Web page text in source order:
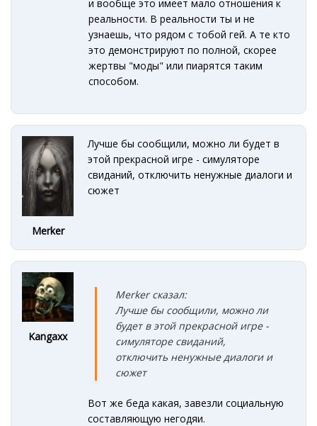
и вообще это имеет мало отношения к
реальности. В реальности ты и не
узнаешь, что рядом с тобой гей. А те кто
это демонстрируют по полной, скорее
жертвы "моды" или пиарятся таким
способом.
Merker
Лучше бы сообщили, можно ли будет в
этой прекрасной игре - симуляторе
свиданий, отключить ненужные диалоги и
сюжет
Kangaxx
Merker сказал:
Лучше бы сообщили, можно ли
будет в этой прекрасной игре -
симуляторе свиданий,
отключить ненужные диалоги и
сюжет
Вот же беда какая, завезли социальную
составляющую негодяи.